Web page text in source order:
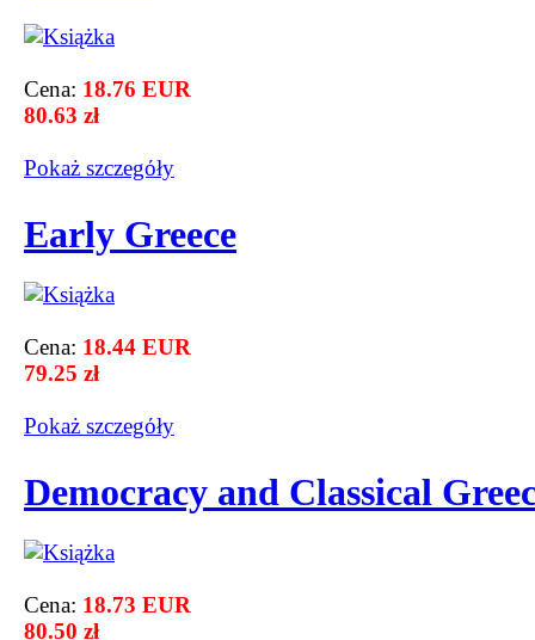
Cena: 18.76 EUR
80.63 zł
Pokaż szczegόły
Early Greece
Cena: 18.44 EUR
79.25 zł
Pokaż szczegόły
Democracy and Classical
Cena: 18.73 EUR
80.50 zł